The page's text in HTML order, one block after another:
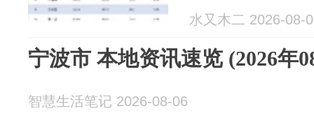
水又木二 2026-08-
宁波市 本地资讯速览 (2026年
智慧生活笔记 2026-08-06